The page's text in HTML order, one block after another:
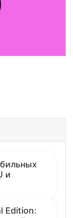
и
Edition: